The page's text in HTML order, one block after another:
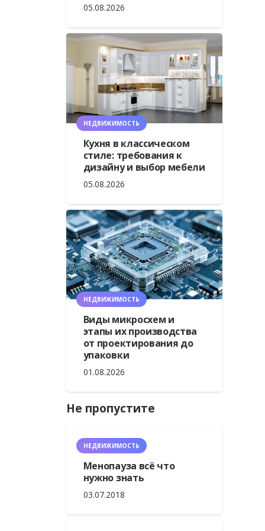
05.08.2026
НЕДВИЖИМОСТЬ
Кухня в классическом
стиле: требования к
дизайну и выбор мебели
05.08.2026
НЕДВИЖИМОСТЬ
Виды микросхем и
этапы их производства
от проектирования до
упаковки
01.08.2026
Не пропустите
НЕДВИЖИМОСТЬ
Менопауза всё что
нужно знать
03.07.2018